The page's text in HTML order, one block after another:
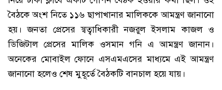
বৈঠকে অংশ নিতে ১১৬ ছাপাখানার মালিককে আমন্ত্রণ জানানো
হয়। জনতা প্রেসের স্বত্বাধিকারী নজরুল ইসলাম কাজল ও
ডিজিটাল প্রেসের মালিক ওসমান গনি এ আমন্ত্রণ জানান।
অনেকের মোবাইল ফোনে এসএমএসের মাধ্যমে এই আমন্ত্রণ
জানানো হলেও শেষ মুহূর্তে বৈঠকটি বানচাল হয়ে যায়।